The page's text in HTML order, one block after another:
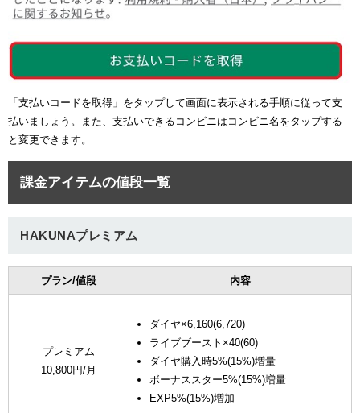
「支払いコードを取得」をタップして画面に表示される手順に従って支
払いましょう。また、支払いできるコンビニはコンビニ名をタップする
と変更できます。
課金アイテムの値段一覧
HAKUNAプレミアム
プラン/値段 内容
プレミアム
10,800円/月
ダイヤ×6,160(6,720)
ライブブースト×40(60)
ダイヤ購入時5%(15%)増量
ボーナススター5%(15%)増量
EXP5%(15%)増加